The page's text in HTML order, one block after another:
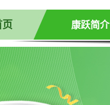
页 康跃简介